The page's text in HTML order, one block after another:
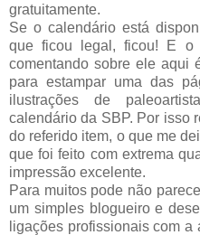
gratuitamente.
Se o calendário está
que ficou legal, ficou! E o
comentando sobre ele aqui
para estampar uma das
ilustrações de
calendário da SBP. Por isso
do referido item, o que me
que foi feito com extrema
impressão excelente.
Para muitos pode não
um simples blogueiro e
ligações profissionais com